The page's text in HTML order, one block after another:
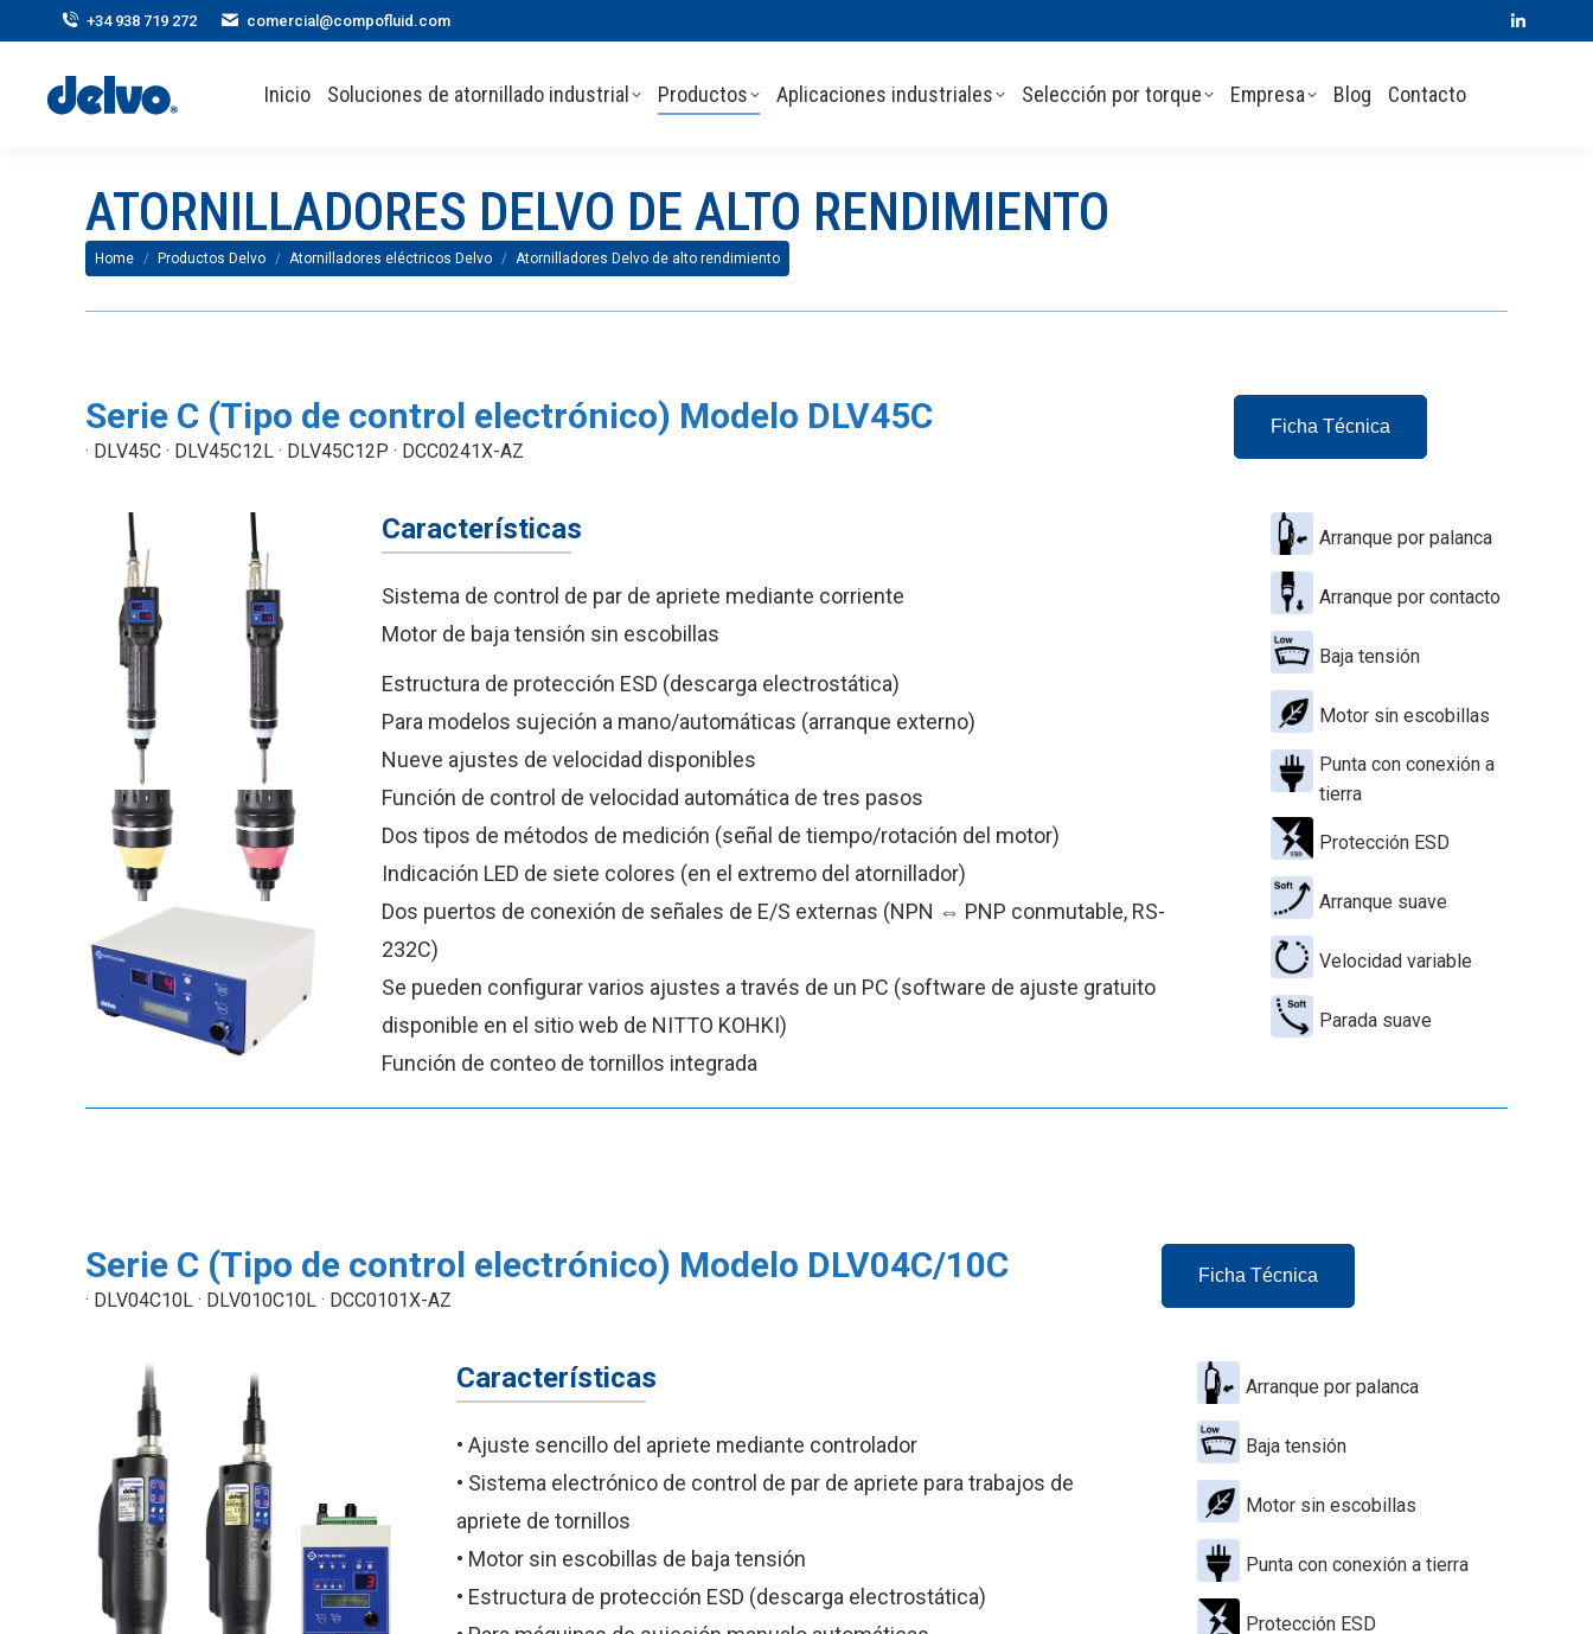
+34 938 719 272 comercial@compofluid.com
Linkedin
Inicio Soluciones de atornillado industrial Productos Aplicaciones industriales Selección por torque Empresa Blog Contacto
ATORNILLADORES DELVO DE ALTO RENDIMIENTO
You are here:
Home Productos Delvo Atornilladores eléctricos Delvo Atornilladores Delvo de alto rendimiento
Serie C (Tipo de control electrónico) Modelo DLV45C
· DLV45C · DLV45C12L · DLV45C12P · DCC0241X-AZ
Ficha Técnica
Características
Sistema de control de par de apriete mediante corriente
Motor de baja tensión sin escobillas
Estructura de protección ESD (descarga electrostática)
Para modelos sujeción a mano/automáticas (arranque externo)
Nueve ajustes de velocidad disponibles
Función de control de velocidad automática de tres pasos
Dos tipos de métodos de medición (señal de tiempo/rotación del motor)
Indicación LED de siete colores (en el extremo del atornillador)
Dos puertos de conexión de señales de E/S externas (NPN ⇔ PNP conmutable, RS-
232C)
Se pueden configurar varios ajustes a través de un PC (software de ajuste gratuito
disponible en el sitio web de NITTO KOHKI)
Función de conteo de tornillos integrada
Arranque por palanca
Arranque por contacto
Baja tensión
Motor sin escobillas
Punta con conexión a
tierra
Protección ESD
Arranque suave
Velocidad variable
Parada suave
Serie C (Tipo de control electrónico) Modelo DLV04C/10C
· DLV04C10L · DLV010C10L · DCC0101X-AZ
Ficha Técnica
Características
• Ajuste sencillo del apriete mediante controlador
• Sistema electrónico de control de par de apriete para trabajos de
apriete de tornillos
• Motor sin escobillas de baja tensión
• Estructura de protección ESD (descarga electrostática)
Arranque por palanca
Baja tensión
Motor sin escobillas
Punta con conexión a tierra
Protección ESD